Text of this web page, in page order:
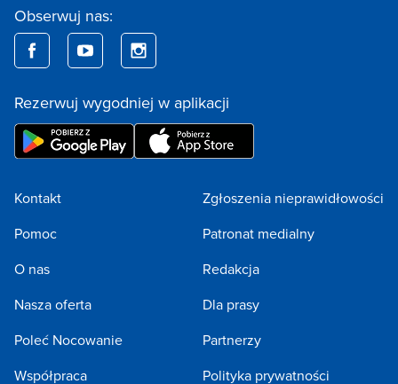
Obserwuj nas:
Rezerwuj wygodniej w aplikacji
Kontakt
Pomoc
O nas
Nasza oferta
Poleć Nocowanie
Współpraca
Zgłoszenia nieprawidłowości
Patronat medialny
Redakcja
Dla prasy
Partnerzy
Polityka prywatności